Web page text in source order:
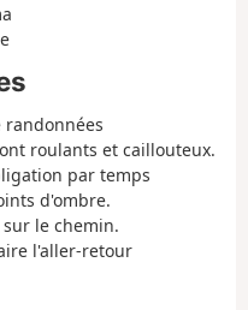
randonnées
roulants et caillouteux.
par temps
d'ombre.
le chemin.
l'aller-retour